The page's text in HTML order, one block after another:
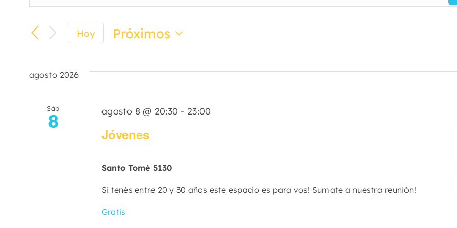
de
y
vistas
Eventos
la
clave.
para
palabra
clave.
Hoy
Próximos
fecha.
agosto 2026
Sáb
8
Jóvenes
agosto 8 @ 20:30 - 23:00
Santo Tomé 5130
Si tenés entre 20 y 30 años este espacio es para vos! Sumate a nuestra reunión!
Gratis